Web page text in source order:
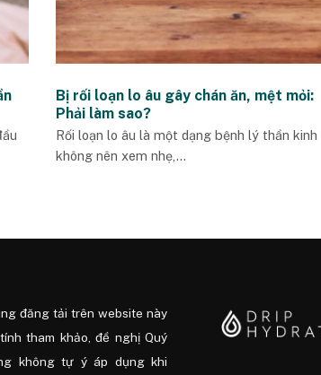
Bị rối loạn lo âu gây chán ăn, mệt mỏi:
Phải làm sao?
Rối loạn lo âu là một dạng bệnh lý thần kinh
không nên xem nhẹ,...
đăng tải trên website này
tham khảo, đề nghị Quý
không tự ý áp dụng khi